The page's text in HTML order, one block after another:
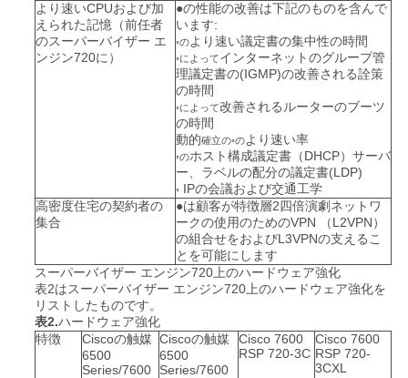
より速いCPUおよび加
えられた記憶（前任者
のスーパーバイザー エ
ンジン720に）
●の性能の改善は下記のものを含んで
います:
◦のより速い議定書の集中性の時間
◦によってインターネットのグループ管
理議定書の(IGMP)の改善される詮策
の時間
◦によって改善されるルーターのブーツ
の時間
動的確立の◦のより速い率
◦のホスト構成議定書（DHCP）サーバ
ー、ラベルの配分の議定書(LDP)
◦IPの会議および交通工学
高密度住宅の契約者の
集合
●は顧客が特徴層2四倍演劇ネットワ
ークの使用のためのVPN （L2VPN）
の組合せをおよびL3VPNの支えるこ
とを可能にします
スーパーバイザー エンジン720上のハードウェア強化
表2はスーパーバイザー エンジン720上のハードウェア強化を
リストしたものです。
表2.ハードウェア強化
特徴
Ciscoの触媒
6500
Series/7600
Ciscoの触媒
6500
Series/7600
Cisco 7600
RSP 720-3C
Cisco 7600
RSP 720-
3CXL